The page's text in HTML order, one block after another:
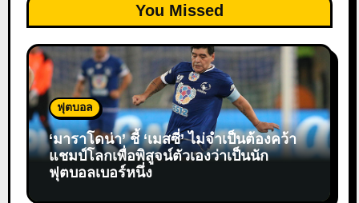
You Missed
ฟุตบอล
‘มาราโดน่า’ ชี้ ‘เมสซี่’ ไม่จำเป็นต้องคว้า
แชมป์โลกเพื่อพิสูจน์ตัวเองว่าเป็นนัก
ฟุตบอลเบอร์หนึ่ง